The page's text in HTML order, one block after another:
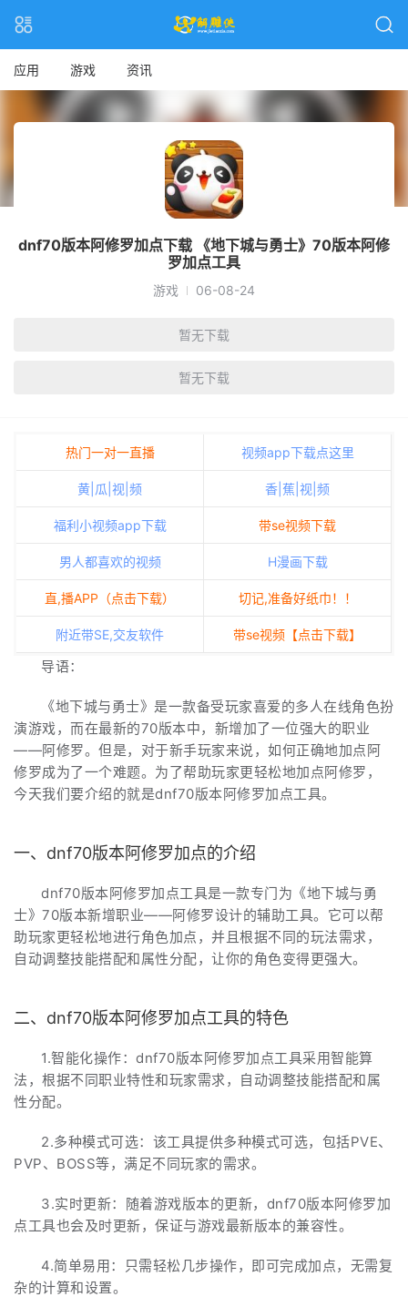
应用 游戏 资讯
dnf70版本阿修罗加点下载 《地下城与勇士》70版本阿修
罗加点工具
游戏 06-08-24
暂无下载
暂无下载
热门一对一直播 视频app下载点这里
黄|瓜|视|频 香|蕉|视|频
福利小视频app下载 带se视频下载
男人都喜欢的视频 H漫画下载
直,播APP（点击下载） 切记,准备好纸巾！！
附近带SE,交友软件 带se视频【点击下载】
导语：
《地下城与勇士》是一款备受玩家喜爱的多人在线角色扮
演游戏，而在最新的70版本中，新增加了一位强大的职业
——阿修罗。但是，对于新手玩家来说，如何正确地加点阿
修罗成为了一个难题。为了帮助玩家更轻松地加点阿修罗，
今天我们要介绍的就是dnf70版本阿修罗加点工具。
一、dnf70版本阿修罗加点的介绍
dnf70版本阿修罗加点工具是一款专门为《地下城与勇
士》70版本新增职业——阿修罗设计的辅助工具。它可以帮
助玩家更轻松地进行角色加点，并且根据不同的玩法需求，
自动调整技能搭配和属性分配，让你的角色变得更强大。
二、dnf70版本阿修罗加点工具的特色
1.智能化操作：dnf70版本阿修罗加点工具采用智能算
法，根据不同职业特性和玩家需求，自动调整技能搭配和属
性分配。
2.多种模式可选：该工具提供多种模式可选，包括PVE、
PVP、BOSS等，满足不同玩家的需求。
3.实时更新：随着游戏版本的更新，dnf70版本阿修罗加
点工具也会及时更新，保证与游戏最新版本的兼容性。
4.简单易用：只需轻松几步操作，即可完成加点，无需复
杂的计算和设置。